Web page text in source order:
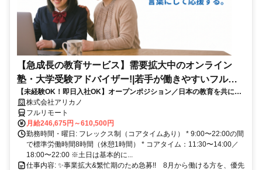
【急成長の教育サービス】需要拡大中のオンライン
塾・大学受験アドバイザー!|若手が働きやすいフルリ
モート勤務
【未経験OK！即日入社OK】オープンポジション／日本の教育を共に変
える仲間を募集します！
株式会社アリカノ
フルリモート
月給246,675円～610,500円
勤務時間・曜日: フレックス制（コアタイムあり） * 9:00〜22:00の間
で標準労働時間8時間（休憩1時間） * コアタイム：11:30〜14:00／
18:00〜22:00 ※土日は基本的に...
仕事内容: ✨️事業拡大&繁忙期のため急募!! 8月から働ける方を、優先